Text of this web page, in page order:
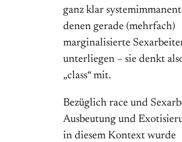
ganz klar
denen gerade (mehrfach)
marginalisierte
unterliegen – sie denkt
„class“ mit.
Bezüglich race und
Ausbeutung und
in diesem Kontext wurde